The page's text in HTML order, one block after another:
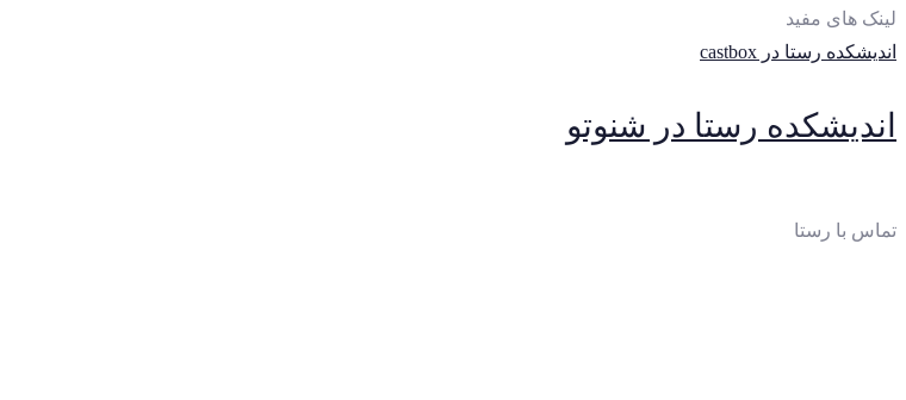
لینک های مفید
اندیشکده رستا در castbox
اندیشکده رستا در شنوتو
تماس با رستا